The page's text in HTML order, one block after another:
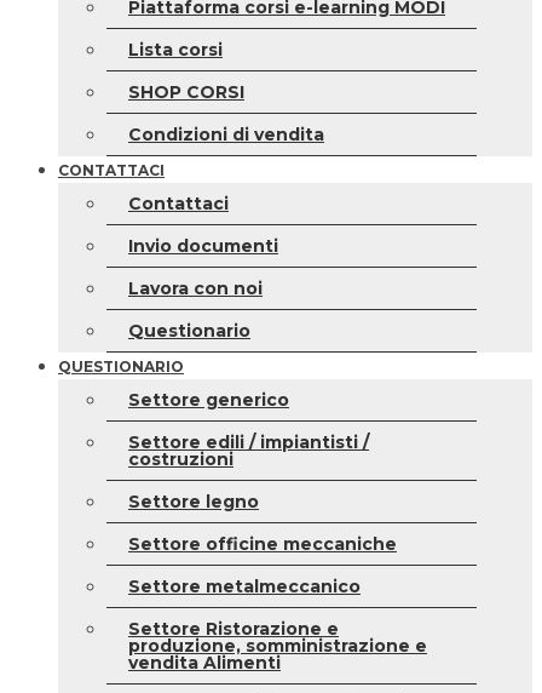
Piattaforma corsi e-learning MODI
Lista corsi
SHOP CORSI
Condizioni di vendita
CONTATTACI
Contattaci
Invio documenti
Lavora con noi
Questionario
QUESTIONARIO
Settore generico
Settore edili / impiantisti /
costruzioni
Settore legno
Settore officine meccaniche
Settore metalmeccanico
Settore Ristorazione e
produzione, somministrazione e
vendita Alimenti